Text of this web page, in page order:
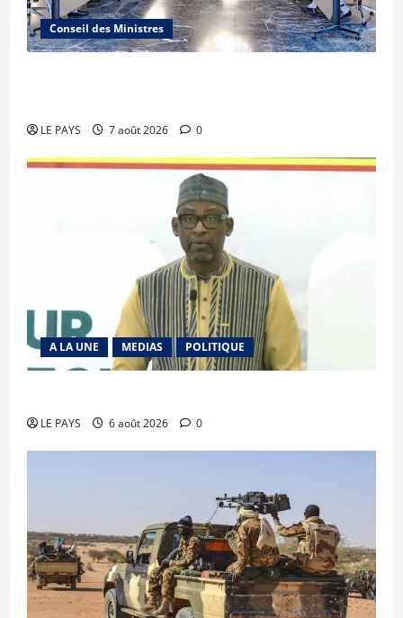
Conseil des Ministres
LE PAYS 7 août 2026 0
A LA UNE MEDIAS POLITIQUE
LE PAYS 6 août 2026 0